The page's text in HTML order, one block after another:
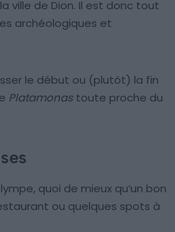
ville de Dion. Il est donc tout
archéologiques et
le début ou (plutôt) la fin
Platamonas toute proche du
quoi de mieux qu’un bon
ou quelques spots à